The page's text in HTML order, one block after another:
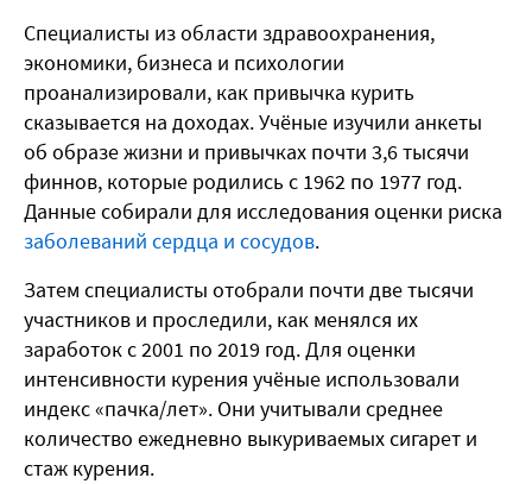
Специалисты из области здравоохранения,
экономики, бизнеса и психологии
проанализировали, как привычка курить
сказывается на доходах. Учёные изучили анкеты
об образе жизни и привычках почти 3,6 тысячи
финнов, которые родились с 1962 по 1977 год.
Данные собирали для исследования оценки риска
заболеваний сердца и сосудов.
Затем специалисты отобрали почти две тысячи
участников и проследили, как менялся их
заработок с 2001 по 2019 год. Для оценки
интенсивности курения учёные использовали
индекс «пачка/лет». Они учитывали среднее
количество ежедневно выкуриваемых сигарет и
стаж курения.